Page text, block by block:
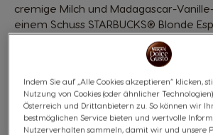
cremige Milch und Madagascar-
einem Schuss STARBUCKS® Blonde
zubereitet mit deiner NESCAFÉ® Dolce
€ 6,99
Rabatt wird in Warenkorb angewendet 175
Indem Sie auf „Alle Cookies akzeptieren“ klicken,
Nutzung von Cookies (oder ähnlicher
Österreich und Drittanbietern zu. So können wir
bestmöglichen Service bieten und wertvolle
Nutzerverhalten sammeln, damit wir und unsere